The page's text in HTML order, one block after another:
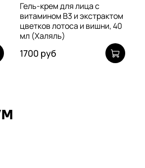
Гель-крем для лица с
витамином В3 и экстрактом
цветков лотоса и вишни, 40
мл (Халяль)
1700 руб